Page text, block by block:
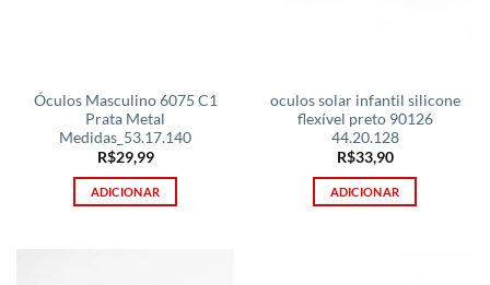
Óculos Masculino 6075 C1
Prata Metal
Medidas_53.17.140
R$29,99
ADICIONAR
oculos solar infantil silicone
flexível preto 90126
44.20.128
R$33,90
ADICIONAR